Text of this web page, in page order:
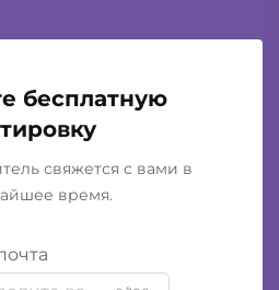
бесплатную
свяжется с вами в
время.